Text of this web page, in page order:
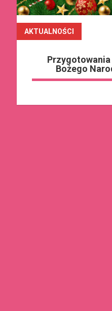
czytaj dalej
Bożego
AKTUALNOŚCI